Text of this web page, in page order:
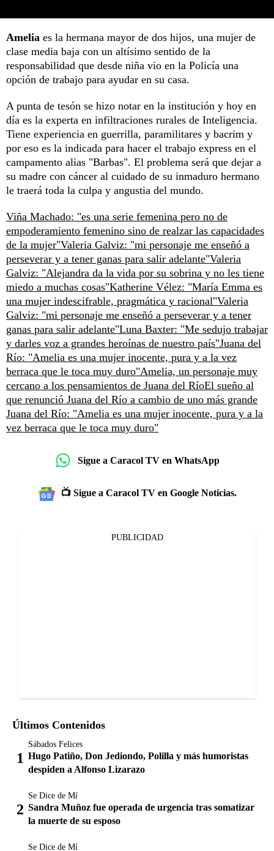
Amelia es la hermana mayor de dos hijos, una mujer de
clase media baja con un altísimo sentido de la
responsabilidad que desde niña vio en la Policía una
opción de trabajo para ayudar en su casa.
A punta de tesón se hizo notar en la institución y hoy en
día es la experta en infiltraciones rurales de Inteligencia.
Tiene experiencia en guerrilla, paramilitares y bacrim y
por eso es la indicada para hacer el trabajo express en el
campamento alias "Barbas". El problema será que dejar a
su madre con cáncer al cuidado de su inmaduro hermano
le traerá toda la culpa y angustia del mundo.
Viña Machado: "es una serie femenina pero no de
empoderamiento femenino sino de realzar las capacidades
de la mujer"Valeria Galviz: "mi personaje me enseñó a
perseverar y a tener ganas para salir adelante"Valeria
Galviz: "Alejandra da la vida por su sobrina y no les tiene
miedo a muchas cosas"Katherine Vélez: "María Emma es
una mujer indescifrable, pragmática y racional"Valeria
Galviz: "mi personaje me enseñó a perseverar y a tener
ganas para salir adelante"Luna Baxter: "Me sedujo trabajar
y darles voz a grandes heroínas de nuestro país"Juana del
Río: "Amelia es una mujer inocente, pura y a la vez
berraca que le toca muy duro"Amelia, un personaje muy
cercano a los pensamientos de Juana del RíoEl sueño al
que renunció Juana del Río a cambio de uno más grande
Juana del Río: "Amelia es una mujer inocente, pura y a la
vez berraca que le toca muy duro"
Sigue a Caracol TV en WhatsApp
📺 Sigue a Caracol TV en Google Noticias.
PUBLICIDAD
Últimos Contenidos
Sábados Felices
Hugo Patiño, Don Jediondo, Polilla y más humoristas
despiden a Alfonso Lizarazo
Se Dice de Mí
Sandra Muñoz fue operada de urgencia tras somatizar
la muerte de su esposo
Se Dice de Mí